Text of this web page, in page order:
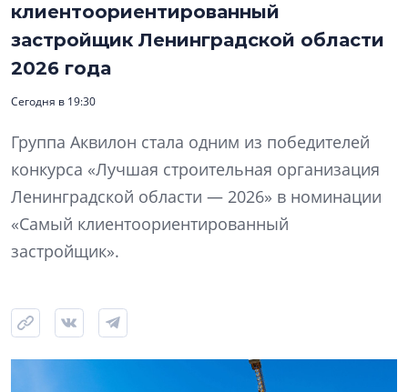
клиентоориентированный
застройщик Ленинградской области
2026 года
Сегодня в 19:30
Группа Аквилон стала одним из победителей
конкурса «Лучшая строительная организация
Ленинградской области — 2026» в номинации
«Самый клиентоориентированный
застройщик».